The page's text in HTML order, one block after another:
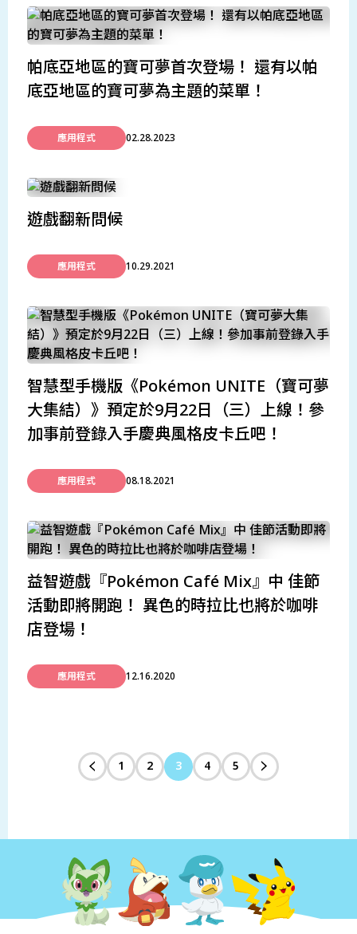
帕底亞地區的寶可夢首次登場！ 還有以帕
底亞地區的寶可夢為主題的菜單！
應用程式 02.28.2023
遊戲翻新問候
應用程式 10.29.2021
智慧型手機版《Pokémon UNITE（寶可夢
大集結）》預定於9月22日（三）上線！參
加事前登錄入手慶典風格皮卡丘吧！
應用程式 08.18.2021
益智遊戲『Pokémon Café Mix』中 佳節
活動即將開跑！ 異色的時拉比也將於咖啡
店登場！
應用程式 12.16.2020
1 2 3 4 5